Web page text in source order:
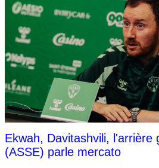
Ekwah, Davitashvili, l'arrière
(ASSE) parle mercato